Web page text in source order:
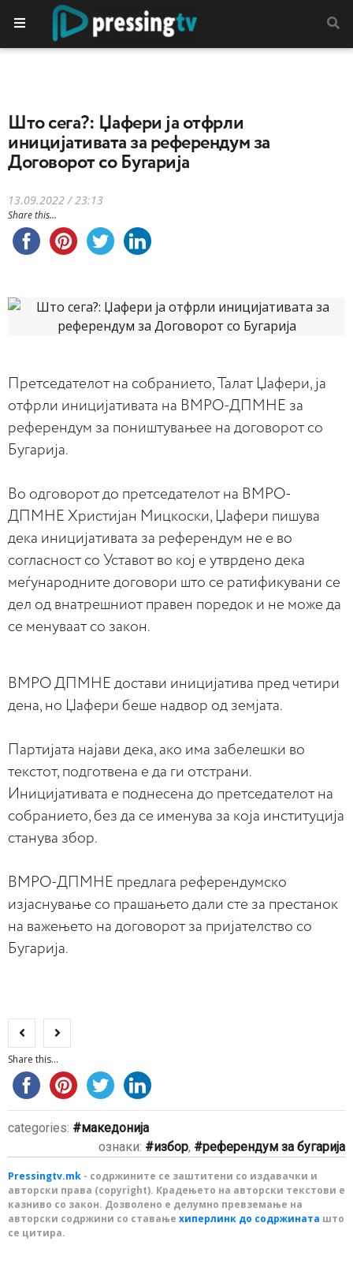
Што сега?: Џафери ја отфрли
иницијативата за референдум за
Договорот со Бугарија
13.09.2022 / 23:13
Share this...
Претседателот на собранието, Талат Џафери, ја
отфрли иницијативата на ВМРО-ДПМНЕ за
референдум за поништувањее на договорот со
Бугарија.
Во одговорот до претседателот на ВМРО-
ДПМНЕ Христијан Мицкоски, Џафери пишува
дека иницијативата за референдум не е во
согласност со Уставот во кој е утврдено дека
меѓународните договори што се ратификувани се
дел од внатрешниот правен поредок и не може да
се менуваат со закон.
ВМРО ДПМНЕ достави иницијатива пред четири
дена, но Џафери беше надвор од земјата.
Партијата најави дека, ако има забелешки во
текстот, подготвена е да ги отстрани.
Иницијативата е поднесена до претседателот на
собранието, без да се именува за која институција
станува збор.
ВМРО-ДПМНЕ предлага референдумско
изјаснување со прашањето дали сте за престанок
на важењето на договорот за пријателство со
Бугарија.
Share this...
categories:
македонија
ознаки:
избор, референдум за бугарија
Pressingtv.mk - содржините се заштитени со издавачки и
авторски права (copyright). Крадењето на авторски текстови е
казниво со закон. Дозволено е делумно превземање на
авторски содржини со ставање хиперлинк до содржината што
се цитира.